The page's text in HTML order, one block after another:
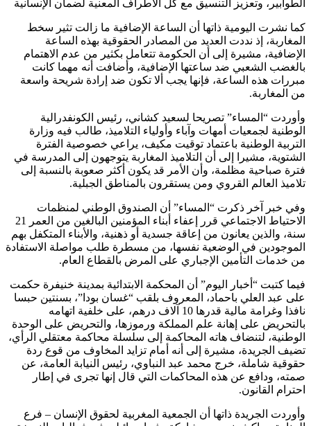
الطوابير، وتعزيز التنسيق مع كل الأطراف المعنية لضمان الإنسانية
كما نشرت اليومية ذاتها أن الساعة الإضافية ما زالت تثير سخط
المغاربة، إذ نددت العديد من المصادر الحقوقية بهذه الساعة
الإضافية، مشيرة إلى أن الحكومة تتعامل بكثير من عدم الاهتمام
بالغضب الشعبي ضد ساعتها الإضافية، وأضافت أنه مهما كانت
مبررات هذه الساعة، فإنها يجب ألا تكون ضد إرادة شريحة واسعة
من المغاربة.
وأوردت “المساء” تصريحا لسعيد كشاني، رئيس الكونفدرالية
الوطنية لجمعيات أمهات وآباء وأولياء التلاميذ، طالب فيه وزارة
التربية الوطنية باعتماد توقيت مكيف، يراعي خصوصية الفترة
الشتوية، مشيرا إلى أن التلاميذ المغاربة يتوجهون إلى المدرسة في
فترة صباحية مظلمة، وأن الأمر قد يكون أكثر صعوبة بالنسبة إلى
تلاميذ العالم القروي ومن يستقرون بالمناطق الجبلية.
وفي خبر آخر ذكرت “المساء” أن الصندوق الوطني لمنظمات
الاحتياط الاجتماعي قرر إعفاء أبناء المؤمنين البالغين من العمر 21
سنة، والذين يعانون من إعاقة جسدية أو ذهنية، والأبناء المتكفل بهم
الموجودين في الوضعية نفسها، من مسطرة طلب مواصلة الاستفادة
من خدمات التأمين الإجباري على المرض بالقطاع العام.
فيما كتبت “أخبار اليوم” أن المحكمة الابتدائية بمدينة خنيفرة حكمت
على عبد العلي باحماد، المعروف بلقب “غسان بودا”، بسنتين حبسا
نافذا وغرامة مالية قدرها 10 آلاف درهم، على خلفية اتهامه
بالتحريض على إهانة علم المملكة ورموزها، والتحريض على الوحدة
الوطنية، لتنضاف هاته المحاكمة إلى سلسلة محاكمة معتقلي الرأي،
تضيف الجريدة، مشيرة إلى أنه أمام تزايد المخاوف من قوع ردة
حقوقية شاملة، خرج محمد عبد النباوي، رئيس النيابة العامة، عن
صمته، ودافع عن هذه المحاكمات التي قال إنها تجرى في إطار
احترام القانون.
وأوردت الجريدة ذاتها أن الجمعية المغربية لحقوق الإنسان – فرع